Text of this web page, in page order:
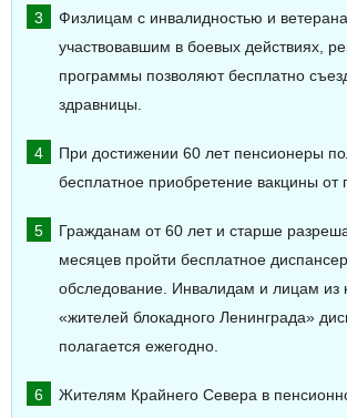
Физлицам с инвалидностью и
участвовавшим в боевых действиях,
программы позволяют бесплатно
здравницы.
При достижении 60 лет пенсионеры
бесплатное приобретение вакцины от
Гражданам от 60 лет и старше
месяцев пройти бесплатное
обследование. Инвалидам и лицам из
«жителей блокадного Ленинграда»
полагается ежегодно.
Жителям Крайнего Севера в